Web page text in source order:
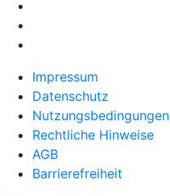
Impressum
Datenschutz
Nutzungsbedingungen
Rechtliche Hinweise
AGB
Barrierefreiheit